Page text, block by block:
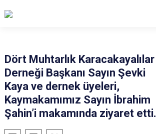
Abana
Ağlı
Araç
Hanönü
İhsangazi
İnebolu
Dört Muhtarlık Karacakayalılar
Derneği Başkanı Sayın Şevki
Kaya ve dernek üyeleri,
Kaymakamımız Sayın İbrahim
Şahin’i makamında ziyaret etti.